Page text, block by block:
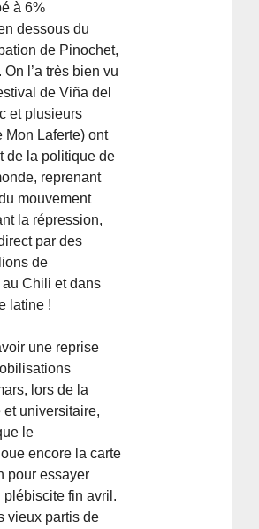
à 6%
dessous du
de Pinochet,
On l’a très bien vu
de Viña del
et plusieurs
Mon Laferte) ont
de la politique de
reprenant
mouvement
la répression,
par des
de
Chili et dans
latine !
une reprise
lors de la
universitaire,
le
encore la carte
pour essayer
plébiscite fin avril.
vieux partis de